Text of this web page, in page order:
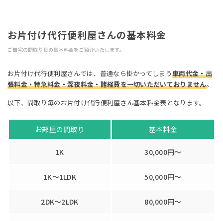
お片付け代行便利屋さんの基本料金
ご自宅の間取り毎の基本料金をご紹介いたします。
お片付け代行便利屋さんでは、普通なら掛かってしまう車両代金・出
張料金・特急料金・深夜料金・諸経費を一切いただいておりません。
以下、間取り毎のお片付け代行便利屋さん基本料金表となります。
お部屋の間取り 基本料金
1K 30,000円〜
1K〜1LDK 50,000円〜
2DK〜2LDK 80,000円〜